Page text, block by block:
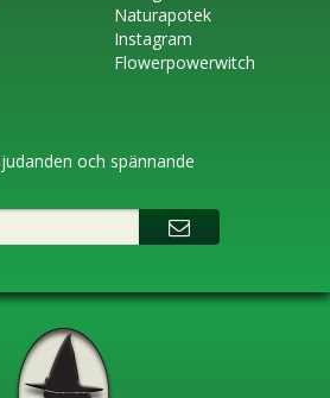
Naturapotek
Instagram
Flowerpowerwitch
och spännande